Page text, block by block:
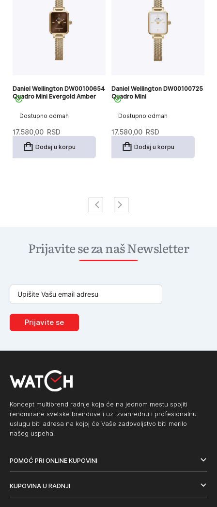
Dostupno odmah
Daniel Wellington DW00100654
Quadro Mini Evergold Amber
17.580,00 RSD
Dodaj u korpu
Dostupno odmah
Daniel Wellington DW00100725
Quadro Mini
17.580,00 RSD
Dodaj u korpu
Prijavite se za naš Newsletter
Prijavite se
Koncept multibrend radnje koja će na jednom mestu spojiti
renomirane svetske brendove i uz izvanrednu i profesionalnu
uslugu biti adresa na kojoj će Vaše zadovoljstvo biti merilo
našeg uspeha.
POMOĆ PRI ONLINE KUPOVINI
KUPOVINA U RADNJI